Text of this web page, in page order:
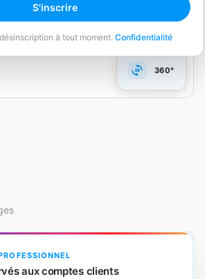
S'inscrire
à tout moment. Confidentialité
360°
aux comptes clients